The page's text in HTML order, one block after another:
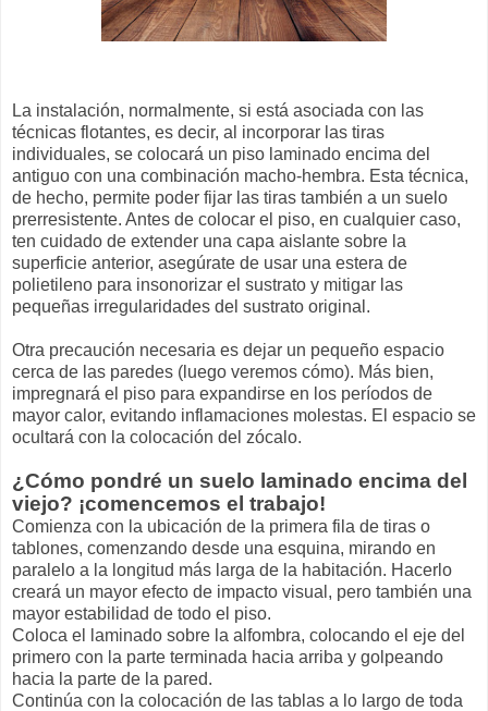
La instalación, normalmente, si está asociada con las
técnicas flotantes, es decir, al incorporar las tiras
individuales, se colocará un piso laminado encima del
antiguo con una combinación macho-hembra. Esta técnica,
de hecho, permite poder fijar las tiras también a un suelo
prerresistente. Antes de colocar el piso, en cualquier caso,
ten cuidado de extender una capa aislante sobre la
superficie anterior, asegúrate de usar una estera de
polietileno para insonorizar el sustrato y mitigar las
pequeñas irregularidades del sustrato original.
Otra precaución necesaria es dejar un pequeño espacio
cerca de las paredes (luego veremos cómo). Más bien,
impregnará el piso para expandirse en los períodos de
mayor calor, evitando inflamaciones molestas. El espacio se
ocultará con la colocación del zócalo.
¿Cómo pondré un suelo laminado encima del
viejo? ¡comencemos el trabajo!
Comienza con la ubicación de la primera fila de tiras o
tablones, comenzando desde una esquina, mirando en
paralelo a la longitud más larga de la habitación. Hacerlo
creará un mayor efecto de impacto visual, pero también una
mayor estabilidad de todo el piso.
Coloca el laminado sobre la alfombra, colocando el eje del
primero con la parte terminada hacia arriba y golpeando
hacia la parte de la pared.
Continúa con la colocación de las tablas a lo largo de toda